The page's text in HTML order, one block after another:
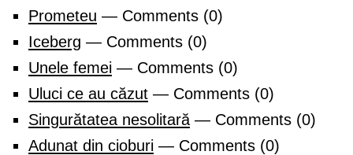
Prometeu — Comments (0)
Iceberg — Comments (0)
Unele femei — Comments (0)
Uluci ce au căzut — Comments (0)
Singurătatea nesolitară — Comments (0)
Adunat din cioburi — Comments (0)